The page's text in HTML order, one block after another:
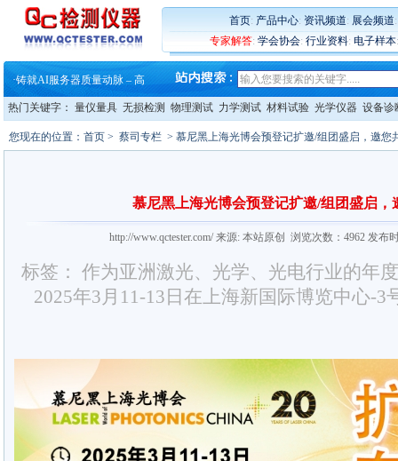
首页: 产品中心: 资讯频道: 展会频道
专家解答: 学会协会: 行业资料: 电子样本
蔡司软件 | 高效变形分析能
铸就AI服务器质量动脉 – 高
·铸就AI服务器质量动脉 – 高
·ZEISS BOSELLO ADR 让内部缺
·蔡司和亿纬锂能达成战略合作
·大牌云集 买家升级 ——26
·铸就AI服务器质量动脉 – 高
大牌云集 买家升级 ——26
热门关键字： 量仪量具 无损检测 物理测试 力学测试 材料试验 光学仪器 设备诊
您现在的位置： 首页 > 蔡司专栏 > 慕尼黑上海光博会预登记扩邀/组团盛启，邀您
慕尼黑上海光博会预登记扩邀/组团盛启，
http://www.qctester.com/ 来源: 本站原创 浏览次数：4962 发布
标签： 作为亚洲激光、光学、光电行业的年
2025年3月11-13日在上海新国际博览中心-3